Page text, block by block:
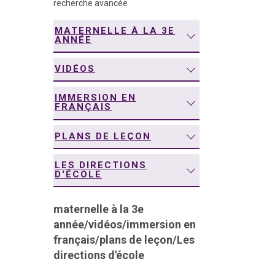
recherche avancée
MATERNELLE À LA 3E
ANNÉE
VIDÉOS
IMMERSION EN
FRANÇAIS
PLANS DE LEÇON
LES DIRECTIONS
D'ÉCOLE
maternelle à la 3e
année/vidéos/immersion en
français/plans de leçon/Les
directions d'école